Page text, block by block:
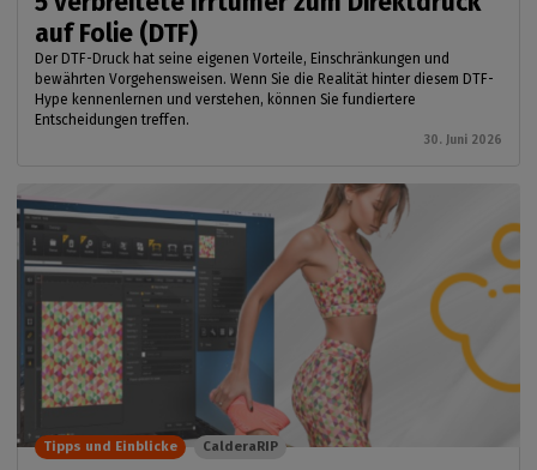
auf Folie (DTF)
Der DTF-Druck hat seine eigenen Vorteile, Einschränkungen und
bewährten Vorgehensweisen. Wenn Sie die Realität hinter diesem DTF-
Hype kennenlernen und verstehen, können Sie fundiertere
Entscheidungen treffen.
30. Juni 2026
Tipps und Einblicke CalderaRIP